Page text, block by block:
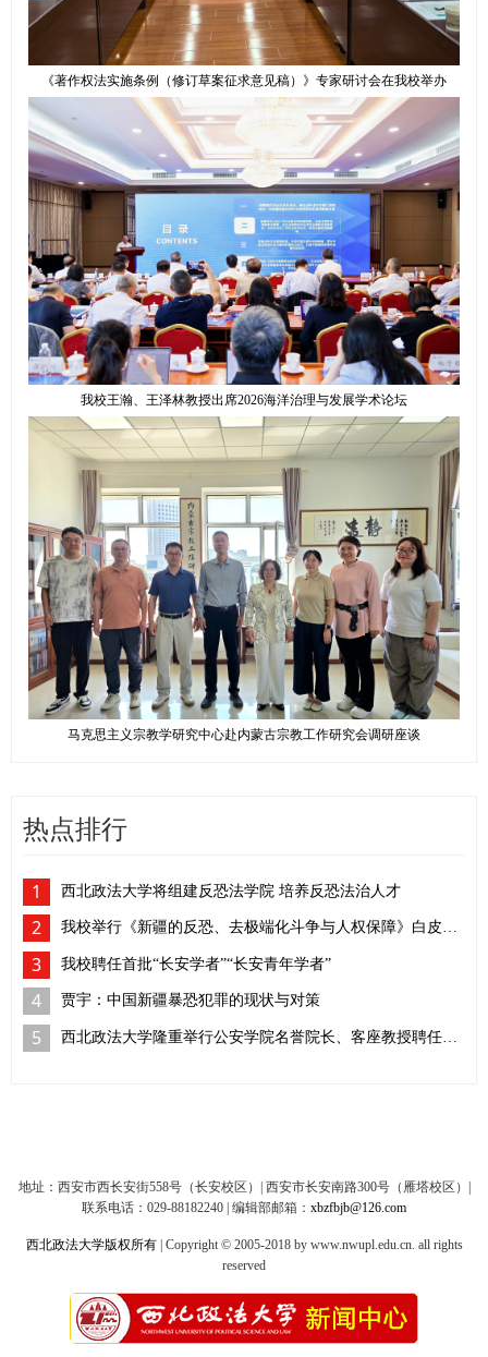
《著作权法实施条例（修订草案征求意见稿）》专家研讨会在我校举办
我校王瀚、王泽林教授出席2026海洋治理与发展学术论坛
马克思主义宗教学研究中心赴内蒙古宗教工作研究会调研座谈
热点排行
1 西北政法大学将组建反恐法学院 培养反恐法治人才
2 我校举行《新疆的反恐、去极端化斗争与人权保障》白皮书学习座谈会
3 我校聘任首批“长安学者”“长安青年学者”
4 贾宇：中国新疆暴恐犯罪的现状与对策
5
地址：西安市西长安街558号（长安校区）| 西安市长安南路300号（雁塔校区）|
联系电话：029-88182240 | 编辑部邮箱： xbzfbjb@126.com
西北政法大学版权所有| Copyright © 2005-2018 by www.nwupl.edu.cn. all rights
reserved